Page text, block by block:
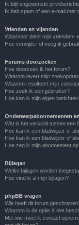
Ik blijf ongewenste
Ik heb spam of een e-mail met
Vrienden en vijanden
Waarvoor dient mijn vrienden-
Hoe verwijder of voeg ik
Forums doorzoeken
Hoe doorzoek ik het forum?
Waarom levert mijn
Waarom resulteert mijn
Hoe zoek ik een gebruiker?
Hoe kan ik mijn eigen
Onderwerpabonnementen
Wat is het verschil tussen een
Hoe kan ik een bladwijzer of
Hoe kan ik een bladwijzer of
Hoe zeg ik mijn abonnement
Bijlagen
Welke bijlagen worden
Hoe vind ik al mijn bijlagen?
phpBB vragen
Wie heeft dit forum
Waarom is de optie X niet
Met wie moet ik contact